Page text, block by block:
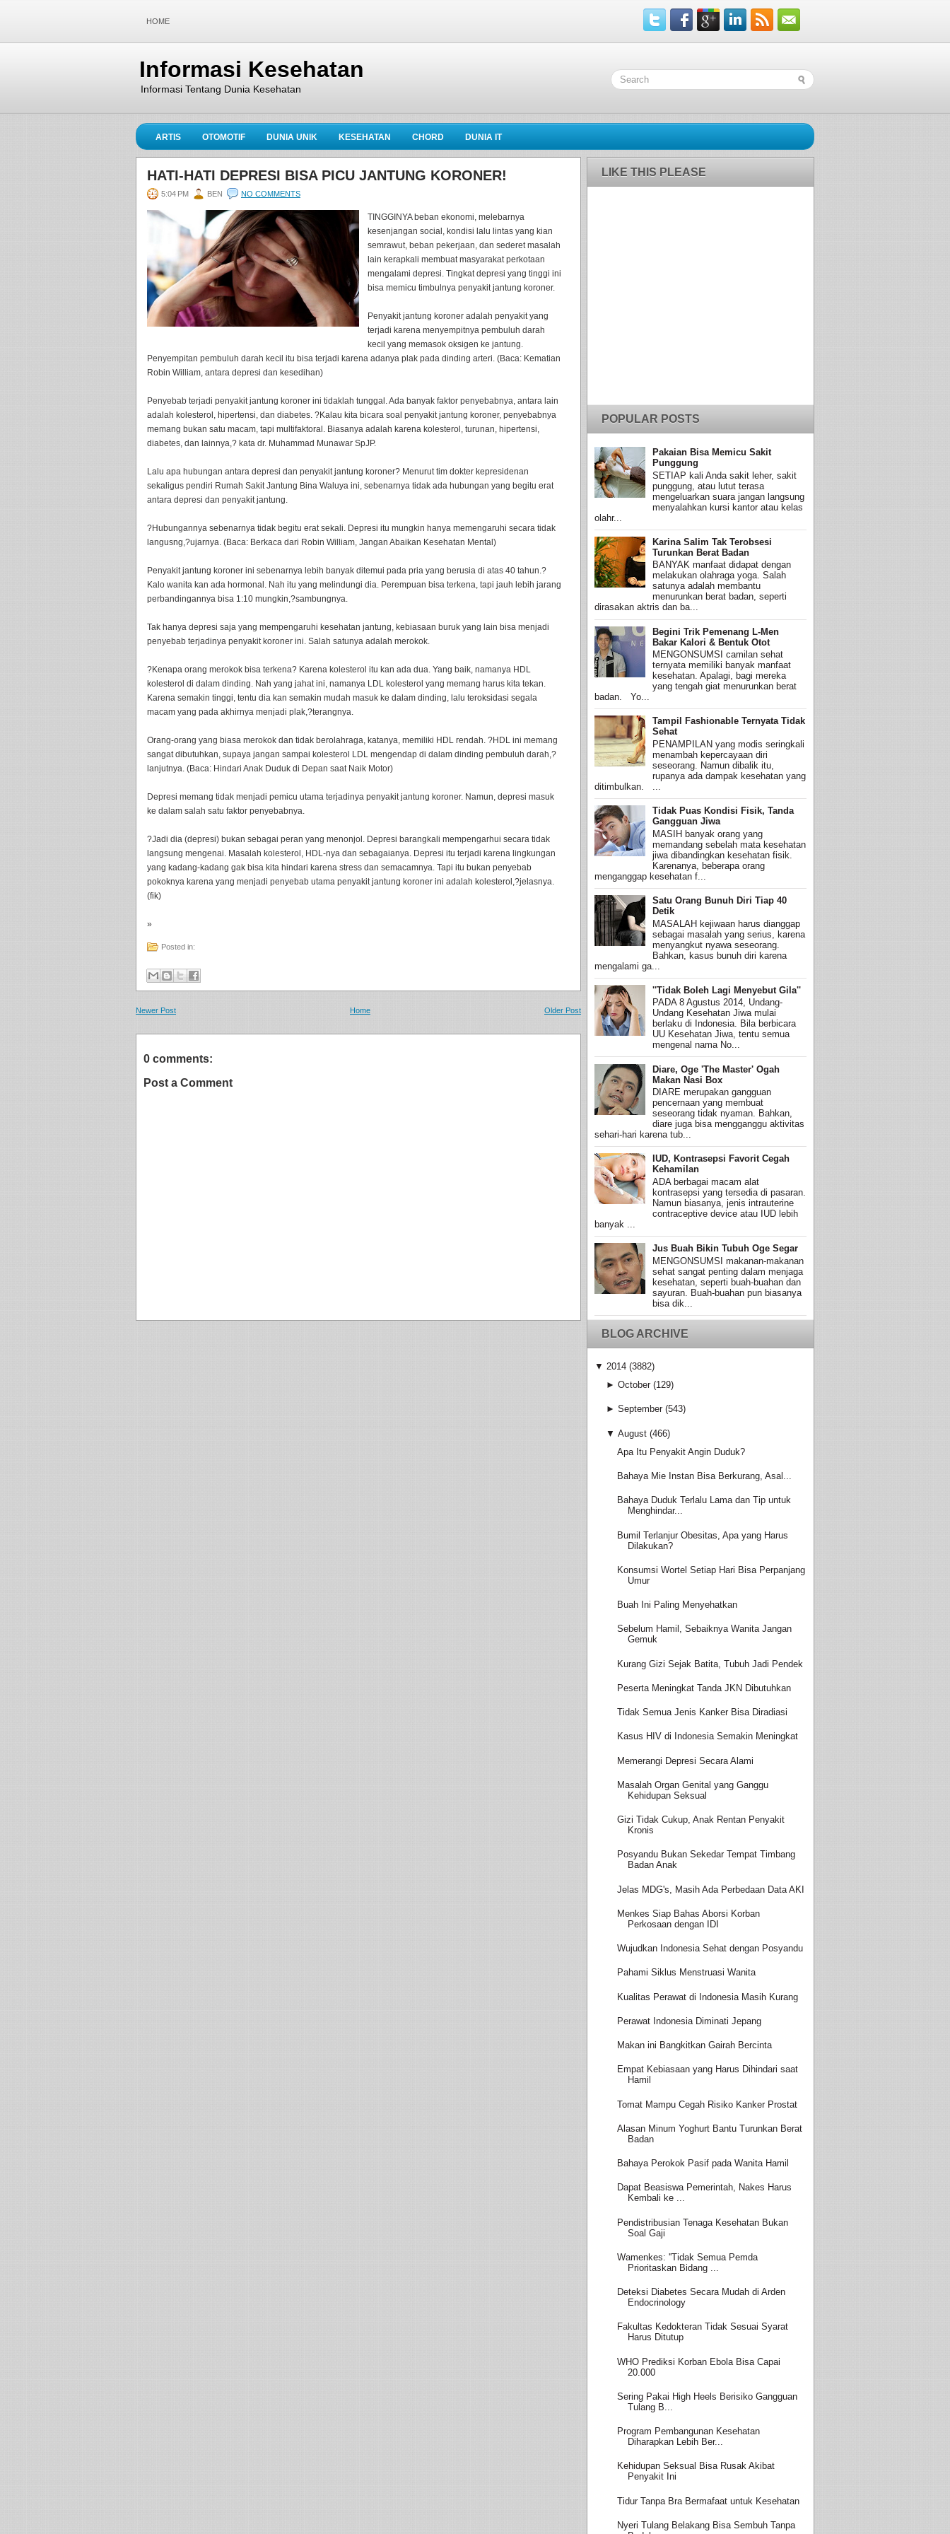
HOME
Informasi Kesehatan
Informasi Tentang Dunia Kesehatan
ARTIS OTOMOTIF DUNIA UNIK KESEHATAN CHORD DUNIA IT
HATI-HATI DEPRESI BISA PICU JANTUNG KORONER!
5:04 PM BEN NO COMMENTS
TINGGINYA beban ekonomi, melebarnya
kesenjangan social, kondisi lalu lintas yang kian
semrawut, beban pekerjaan, dan sederet masalah
lain kerapkali membuat masyarakat perkotaan
mengalami depresi. Tingkat depresi yang tinggi ini
bisa memicu timbulnya penyakit jantung koroner.
Penyakit jantung koroner adalah penyakit yang
terjadi karena menyempitnya pembuluh darah
kecil yang memasok oksigen ke jantung.
Penyempitan pembuluh darah kecil itu bisa terjadi karena adanya plak pada dinding arteri. (Baca: Kematian
Robin William, antara depresi dan kesedihan)
Penyebab terjadi penyakit jantung koroner ini tidaklah tunggal. Ada banyak faktor penyebabnya, antara lain
adalah kolesterol, hipertensi, dan diabetes. ?Kalau kita bicara soal penyakit jantung koroner, penyebabnya
memang bukan satu macam, tapi multifaktoral. Biasanya adalah karena kolesterol, turunan, hipertensi,
diabetes, dan lainnya,? kata dr. Muhammad Munawar SpJP.
Lalu apa hubungan antara depresi dan penyakit jantung koroner? Menurut tim dokter kepresidenan
sekaligus pendiri Rumah Sakit Jantung Bina Waluya ini, sebenarnya tidak ada hubungan yang begitu erat
antara depresi dan penyakit jantung.
?Hubungannya sebenarnya tidak begitu erat sekali. Depresi itu mungkin hanya memengaruhi secara tidak
langusng,?ujarnya. (Baca: Berkaca dari Robin William, Jangan Abaikan Kesehatan Mental)
Penyakit jantung koroner ini sebenarnya lebih banyak ditemui pada pria yang berusia di atas 40 tahun.?
Kalo wanita kan ada hormonal. Nah itu yang melindungi dia. Perempuan bisa terkena, tapi jauh lebih jarang
perbandingannya bisa 1:10 mungkin,?sambungnya.
Tak hanya depresi saja yang mempengaruhi kesehatan jantung, kebiasaan buruk yang lain bisa menjadi
penyebab terjadinya penyakit koroner ini. Salah satunya adalah merokok.
?Kenapa orang merokok bisa terkena? Karena kolesterol itu kan ada dua. Yang baik, namanya HDL
kolesterol di dalam dinding. Nah yang jahat ini, namanya LDL kolesterol yang memang harus kita tekan.
Karena semakin tinggi, tentu dia kan semakin mudah masuk ke dalam dinding, lalu teroksidasi segala
macam yang pada akhirnya menjadi plak,?terangnya.
Orang-orang yang biasa merokok dan tidak berolahraga, katanya, memiliki HDL rendah. ?HDL ini memang
sangat dibutuhkan, supaya jangan sampai kolesterol LDL mengendap di dalam dinding pembuluh darah,?
lanjutnya. (Baca: Hindari Anak Duduk di Depan saat Naik Motor)
Depresi memang tidak menjadi pemicu utama terjadinya penyakit jantung koroner. Namun, depresi masuk
ke dalam salah satu faktor penyebabnya.
?Jadi dia (depresi) bukan sebagai peran yang menonjol. Depresi barangkali mempengarhui secara tidak
langsung mengenai. Masalah kolesterol, HDL-nya dan sebagaianya. Depresi itu terjadi karena lingkungan
yang kadang-kadang gak bisa kita hindari karena stress dan semacamnya. Tapi itu bukan penyebab
pokoknya karena yang menjadi penyebab utama penyakit jantung koroner ini adalah kolesterol,?jelasnya.
(fik)
»
Posted in:
Newer Post Older Post
Home
0 comments:
Post a Comment
LIKE THIS PLEASE
POPULAR POSTS
Pakaian Bisa Memicu Sakit
Punggung
SETIAP kali Anda sakit leher, sakit
punggung, atau lutut terasa
mengeluarkan suara jangan langsung
menyalahkan kursi kantor atau kelas
olahr...
Karina Salim Tak Terobsesi
Turunkan Berat Badan
BANYAK manfaat didapat dengan
melakukan olahraga yoga. Salah
satunya adalah membantu
menurunkan berat badan, seperti
dirasakan aktris dan ba...
Begini Trik Pemenang L-Men
Bakar Kalori & Bentuk Otot
MENGONSUMSI camilan sehat
ternyata memiliki banyak manfaat
kesehatan. Apalagi, bagi mereka
yang tengah giat menurunkan berat
badan. Yo...
Tampil Fashionable Ternyata Tidak
Sehat
PENAMPILAN yang modis seringkali
menambah kepercayaan diri
seseorang. Namun dibalik itu,
rupanya ada dampak kesehatan yang
ditimbulkan. ...
Tidak Puas Kondisi Fisik, Tanda
Gangguan Jiwa
MASIH banyak orang yang
memandang sebelah mata kesehatan
jiwa dibandingkan kesehatan fisik.
Karenanya, beberapa orang
menganggap kesehatan f...
Satu Orang Bunuh Diri Tiap 40
Detik
MASALAH kejiwaan harus dianggap
sebagai masalah yang serius, karena
menyangkut nyawa seseorang.
Bahkan, kasus bunuh diri karena
mengalami ga...
''Tidak Boleh Lagi Menyebut Gila''
PADA 8 Agustus 2014, Undang-
Undang Kesehatan Jiwa mulai
berlaku di Indonesia. Bila berbicara
UU Kesehatan Jiwa, tentu semua
mengenal nama No...
Diare, Oge 'The Master' Ogah
Makan Nasi Box
DIARE merupakan gangguan
pencernaan yang membuat
seseorang tidak nyaman. Bahkan,
diare juga bisa mengganggu aktivitas
sehari-hari karena tub...
IUD, Kontrasepsi Favorit Cegah
Kehamilan
ADA berbagai macam alat
kontrasepsi yang tersedia di pasaran.
Namun biasanya, jenis intrauterine
contraceptive device atau IUD lebih
banyak ...
Jus Buah Bikin Tubuh Oge Segar
MENGONSUMSI makanan-makanan
sehat sangat penting dalam menjaga
kesehatan, seperti buah-buahan dan
sayuran. Buah-buahan pun biasanya
bisa dik...
BLOG ARCHIVE
▼ 2014 (3882)
► October (129)
► September (543)
▼ August (466)
Apa Itu Penyakit Angin Duduk?
Bahaya Mie Instan Bisa Berkurang, Asal...
Bahaya Duduk Terlalu Lama dan Tip untuk
Menghindar...
Bumil Terlanjur Obesitas, Apa yang Harus
Dilakukan?
Konsumsi Wortel Setiap Hari Bisa Perpanjang
Umur
Buah Ini Paling Menyehatkan
Sebelum Hamil, Sebaiknya Wanita Jangan
Gemuk
Kurang Gizi Sejak Batita, Tubuh Jadi Pendek
Peserta Meningkat Tanda JKN Dibutuhkan
Tidak Semua Jenis Kanker Bisa Diradiasi
Kasus HIV di Indonesia Semakin Meningkat
Memerangi Depresi Secara Alami
Masalah Organ Genital yang Ganggu
Kehidupan Seksual
Gizi Tidak Cukup, Anak Rentan Penyakit
Kronis
Posyandu Bukan Sekedar Tempat Timbang
Badan Anak
Jelas MDG's, Masih Ada Perbedaan Data AKI
Menkes Siap Bahas Aborsi Korban
Perkosaan dengan IDI
Wujudkan Indonesia Sehat dengan Posyandu
Pahami Siklus Menstruasi Wanita
Kualitas Perawat di Indonesia Masih Kurang
Perawat Indonesia Diminati Jepang
Makan ini Bangkitkan Gairah Bercinta
Empat Kebiasaan yang Harus Dihindari saat
Hamil
Tomat Mampu Cegah Risiko Kanker Prostat
Alasan Minum Yoghurt Bantu Turunkan Berat
Badan
Bahaya Perokok Pasif pada Wanita Hamil
Dapat Beasiswa Pemerintah, Nakes Harus
Kembali ke ...
Pendistribusian Tenaga Kesehatan Bukan
Soal Gaji
Wamenkes: ''Tidak Semua Pemda
Prioritaskan Bidang ...
Deteksi Diabetes Secara Mudah di Arden
Endocrinology
Fakultas Kedokteran Tidak Sesuai Syarat
Harus Ditutup
WHO Prediksi Korban Ebola Bisa Capai
20.000
Sering Pakai High Heels Berisiko Gangguan
Tulang B...
Program Pembangunan Kesehatan
Diharapkan Lebih Ber...
Kehidupan Seksual Bisa Rusak Akibat
Penyakit Ini
Tidur Tanpa Bra Bermafaat untuk Kesehatan
Nyeri Tulang Belakang Bisa Sembuh Tanpa